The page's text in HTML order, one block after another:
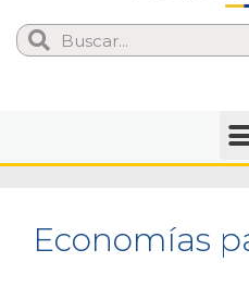
Search
Economías